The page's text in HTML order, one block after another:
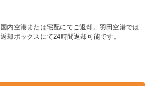
国内空港または宅配にてご返却。羽田空港では
返却ボックスにて24時間返却可能です。